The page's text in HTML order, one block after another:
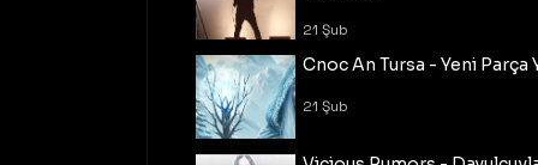
21 Şub
Cnoc An Tursa - Yeni Parça
21 Şub